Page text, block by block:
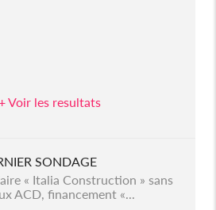
Voir les resultats
SONDAGE
« Italia Construction » sans
ACD, financement «...